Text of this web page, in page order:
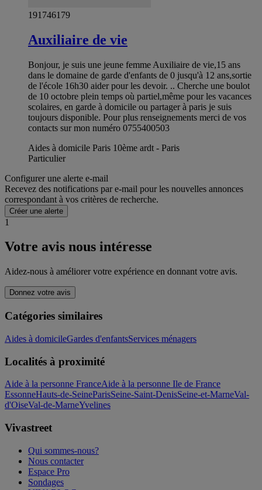
191746179
Auxiliaire de vie
Bonjour, je suis une jeune femme Auxiliaire de vie,15 ans
dans le domaine de garde d'enfants de 0 jusqu'à 12 ans,sortie
de l'école 16h30 aider pour les devoir. .. Cherche une boulot
de 10 octobre plein temps où partiel,même pour les vacances
scolaires, en garde à domicile ou partager à paris je suis
toujours disponible. Pour plus renseignements merci de vos
contacts sur mon numéro 0755400503
Aides à domicile Paris 10ème ardt - Paris
Particulier
Configurer une alerte e-mail
Recevez des notifications par e-mail pour les nouvelles annonces
correspondant à vos critères de recherche.
Créer une alerte
1
Votre avis nous intéresse
Aidez-nous à améliorer votre expérience en donnant votre avis.
Donnez votre avis
Catégories similaires
Aides à domicileGardes d'enfantsServices ménagers
Localités à proximité
Aide à la personne FranceAide à la personne Ile de France
EssonneHauts-de-SeineParisSeine-Saint-DenisSeine-et-MarneVal-
d'OiseVal-de-MarneYvelines
Vivastreet
Qui sommes-nous?
Nous contacter
Espace Pro
Sondages